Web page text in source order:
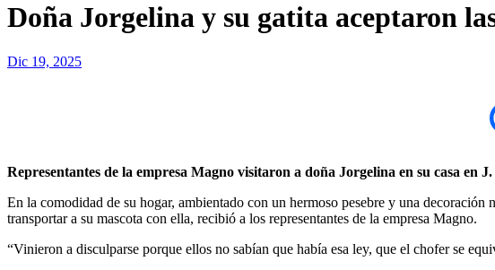
Doña Jorgelina y su gatita aceptaron
Dic 19, 2025
Representantes de la empresa Magno visitaron a doña Jorgelina en su casa
En la comodidad de su hogar, ambientado con un hermoso pesebre y una
transportar a su mascota con ella, recibió a los representantes de la empresa Magno.
“Vinieron a disculparse porque ellos no sabían que había esa ley, que el chofer se